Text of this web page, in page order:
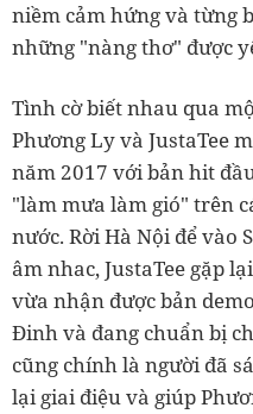
niềm cảm hứng và từng
những "nàng thơ" được
Tình cờ biết nhau qua
Phương Ly và JustaTee
năm 2017 với bản hit
"làm mưa làm gió" trên
nước. Rời Hà Nội để vào
âm nhac, JustaTee gặp
vừa nhận được bản
Đinh và đang chuẩn bị
cũng chính là người đã
lại giai điệu và giúp